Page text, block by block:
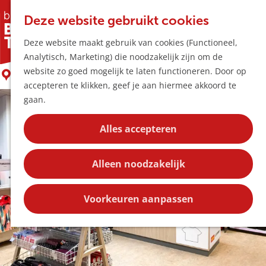
Deze website gebruikt cookies
Deze website maakt gebruik van cookies (Functioneel,
Analytisch, Marketing) die noodzakelijk zijn om de
website zo goed mogelijk te laten functioneren. Door op
accepteren te klikken, geef je aan hiermee akkoord te
gaan.
Alles accepteren
Alleen noodzakelijk
Voorkeuren aanpassen
G
n
a
d
e
h
o
m
e
p
a
K
a
r
t
Z
e
k
e
n
e
n
u
Hotspots
Uitagenda
Plan je bezoek
Bereikbaarheid
Overnachten
Kortingen
Blog
Contact
Wibra Boxtel
Boxtel